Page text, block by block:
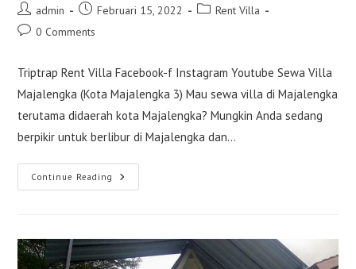
Post
author:
admin
Post
published:
Februari 15, 2022
PostRent Villa
Post0 Comments
Triptrap Rent Villa Facebook-f Instagram Youtube Sewa Villa
Majalengka (Kota Majalengka 3) Mau sewa villa di Majalengka
terutama didaerah kota Majalengka? Mungkin Anda sedang
berpikir untuk berlibur di Majalengka dan…
Continue Reading Sewa
Villa